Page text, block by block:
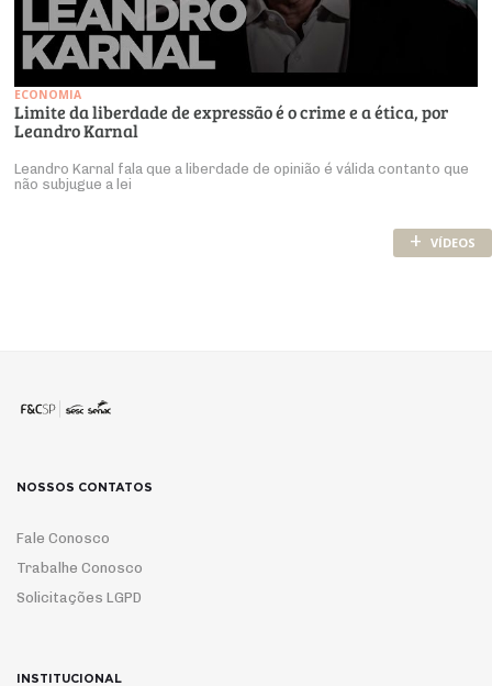
ECONOMIA
Limite da liberdade de expressão é o crime e a ética, por
Leandro Karnal
Leandro Karnal fala que a liberdade de opinião é válida contanto que
não subjugue a lei
+ VÍDEOS
NOSSOS CONTATOS
Fale Conosco
Trabalhe Conosco
Solicitações LGPD
INSTITUCIONAL